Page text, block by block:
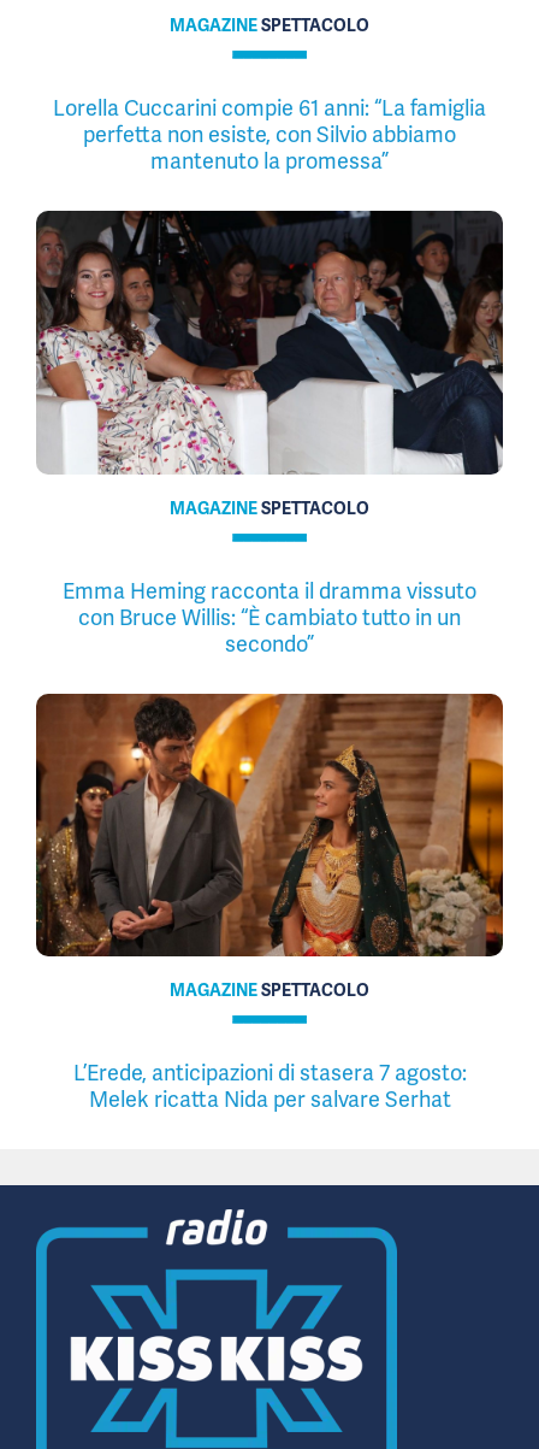
MAGAZINESPETTACOLO
Lorella Cuccarini compie 61 anni: “La famiglia
perfetta non esiste, con Silvio abbiamo
mantenuto la promessa”
MAGAZINESPETTACOLO
Emma Heming racconta il dramma vissuto
con Bruce Willis: “È cambiato tutto in un
secondo”
MAGAZINESPETTACOLO
L’Erede, anticipazioni di stasera 7 agosto:
Melek ricatta Nida per salvare Serhat